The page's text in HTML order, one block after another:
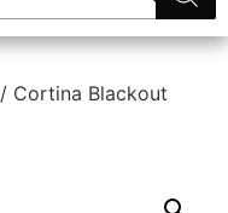
/ Cortina Blackout